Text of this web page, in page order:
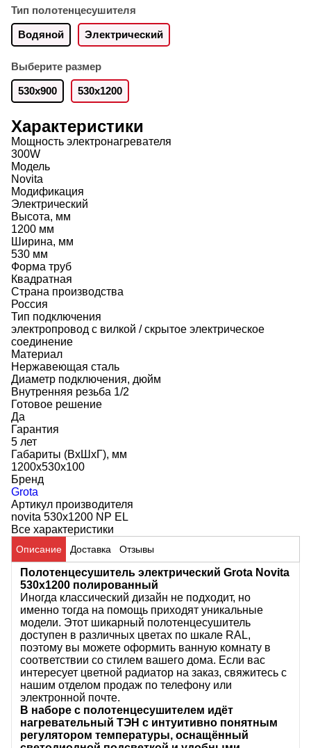
Тип полотенцесушителя
Водяной Электрический
Выберите размер
530x900 530x1200
Характеристики
Мощность электронагревателя
300W
Модель
Novita
Модификация
Электрический
Высота, мм
1200 мм
Ширина, мм
530 мм
Форма труб
Квадратная
Страна производства
Россия
Тип подключения
электропровод с вилкой / скрытое электрическое
соединение
Материал
Нержавеющая сталь
Диаметр подключения, дюйм
Внутренняя резьба 1/2
Готовое решение
Да
Гарантия
5 лет
Габариты (ВхШхГ), мм
1200x530x100
Бренд
Grota
Артикул производителя
novita 530x1200 NP EL
Все характеристики
Описание Доставка Отзывы
Полотенцесушитель электрический Grota Novita
530х1200 полированный
Иногда классический дизайн не подходит, но
именно тогда на помощь приходят уникальные
модели. Этот шикарный полотенцесушитель
доступен в различных цветах по шкале RAL,
поэтому вы можете оформить ванную комнату в
соответствии со стилем вашего дома. Если вас
интересует цветной радиатор на заказ, свяжитесь с
нашим отделом продаж по телефону или
электронной почте.
В наборе с полотенцесушителем идёт
нагревательный ТЭН с интуитивно понятным
регулятором температуры, оснащённый